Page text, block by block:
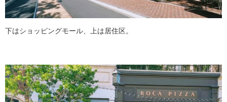
下はショッピングモール、上は居住区。